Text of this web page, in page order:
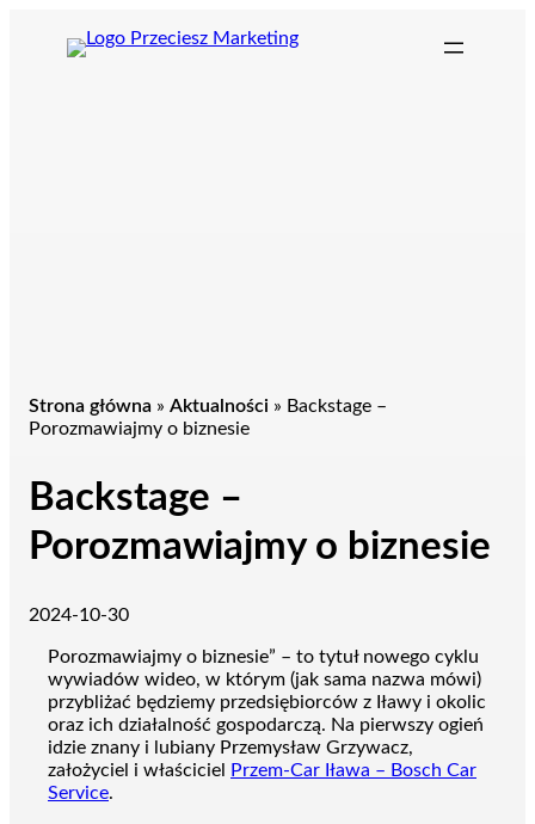
Strona główna » Aktualności » Backstage –
Porozmawiajmy o biznesie
Backstage –
Porozmawiajmy o biznesie
2024-10-30
Porozmawiajmy o biznesie” – to tytuł nowego cyklu
wywiadów wideo, w którym (jak sama nazwa mówi)
przybliżać będziemy przedsiębiorców z Iławy i okolic
oraz ich działalność gospodarczą. Na pierwszy ogień
idzie znany i lubiany Przemysław Grzywacz,
założyciel i właściciel
Przem-Car Iława – Bosch Car
Service.